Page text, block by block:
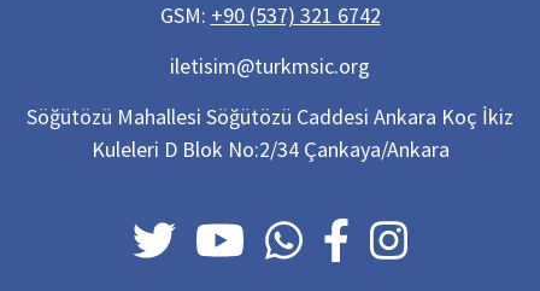
GSM: +90 (537) 321 6742
iletisim@turkmsic.org
Söğütözü Mahallesi Söğütözü Caddesi Ankara Koç İkiz
Kuleleri D Blok No:2/34 Çankaya/Ankara